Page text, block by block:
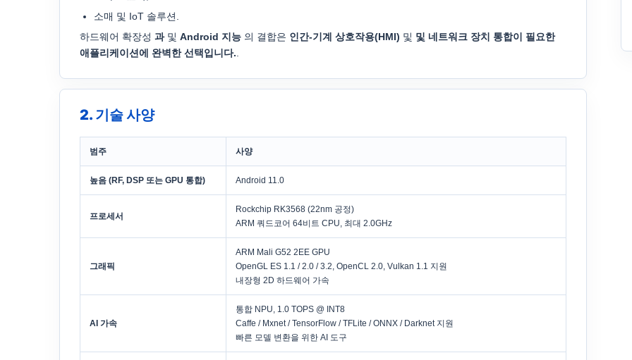
소매 및 IoT 솔루션.
하드웨어 확장성 과및 Android 지능 의 결합은 인간-기계 상호작용(HMI) 및 및 네트워크 장치 통합이 필요한
애플리케이션에 완벽한 선택입니다.
2. 기술 사양
범주 사양
높음 (RF, DSP 또는 GPU 통합) Android 11.0
프로세서
Rockchip RK3568 (22nm 공정)
ARM 쿼드코어 64비트 CPU, 최대 2.0GHz
그래픽
ARM Mali G52 2EE GPU
OpenGL ES 1.1 / 2.0 / 3.2, OpenCL 2.0, Vulkan 1.1 지원
내장형 2D 하드웨어 가속
AI 가속
통합 NPU, 1.0 TOPS @ INT8
Caffe / Mxnet / TensorFlow / TFLite / ONNX / Darknet 지원
빠른 모델 변환을 위한 AI 도구